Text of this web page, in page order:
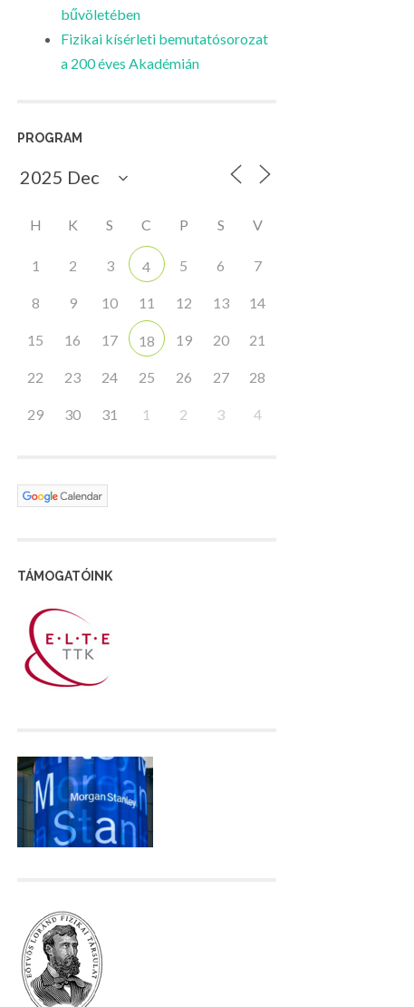
bűvöletében
Fizikai kísérleti bemutatósorozat
a 200 éves Akadémián
PROGRAM
H K S C P S V
1 2 3 4 5 6 7
8 9 10 11 12 13 14
15 16 17 18 19 20 21
22 23 24 25 26 27 28
29 30 31 1 2 3 4
TÁMOGATÓINK